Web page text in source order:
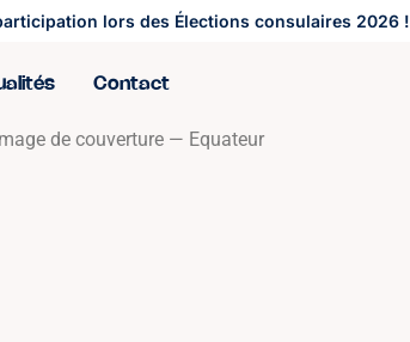
lors des Élections consulaires 2026 !
Contact